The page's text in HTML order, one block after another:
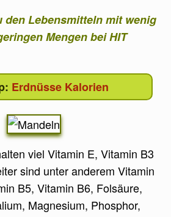
den Lebensmitteln mit wenig
Mengen bei HIT
Erdnüsse Kalorien
viel Vitamin E, Vitamin B3
sind unter anderem Vitamin
B5, Vitamin B6, Folsäure,
Magnesium, Phosphor,